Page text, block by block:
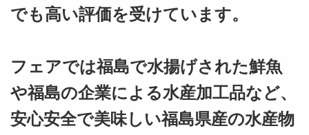
でも高い評価を受けています。
フェアでは福島で水揚げされた鮮魚
や福島の企業による水産加工品など、
安心安全で美味しい福島県産の水産物